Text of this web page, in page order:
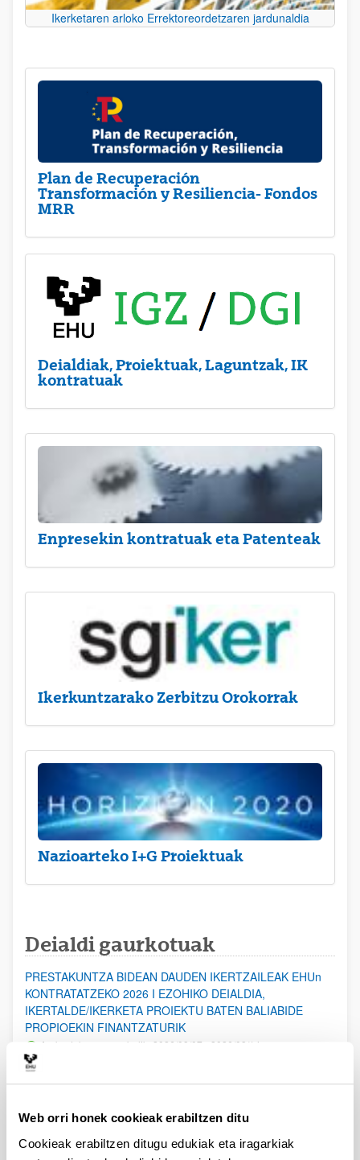
Web orri honek cookieak erabiltzen ditu
Cookieak erabiltzen ditugu edukiak eta iragarkiak
Ikerketaren arloko Errektoreordetzaren jardunaldia
Plan de Recuperación
Transformación y Resiliencia- Fondos
MRR
Deialdiak, Proiektuak, Laguntzak, IK
kontratuak
Enpresekin kontratuak eta Patenteak
Ikerkuntzarako Zerbitzu Orokorrak
Nazioarteko I+G Proiektuak
Deialdi gaurkotuak
PRESTAKUNTZA BIDEAN DAUDEN IKERTZAILEAK EHUn
KONTRATATZEKO 2026 I EZOHIKO DEIALDIA,
IKERTALDE/IKERKETA PROIEKTU BATEN BALIABIDE
PROPIOEKIN FINANTZATURIK
Aurkezteko epea zabalik: 2026/08/07 - 2026/08/14
erosi eta berritzeko laguntzak 2026
Izapide irekia